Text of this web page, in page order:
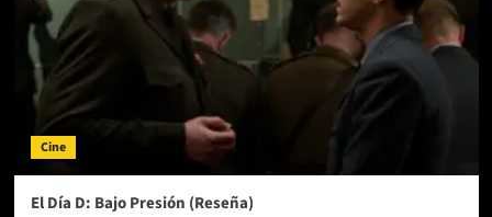
Cine
El Día D: Bajo Presión (Reseña)